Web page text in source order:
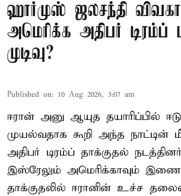
ஹார்முஸ் ஜலசந்தி
அமெரிக்க அதிபர் டிரம்ப்
முடிவு?
Published on: 10 Aug 2026, 3:07 am
ஈரான் அனு ஆயுத தயாரிப்பில்
முயல்வதாக கூறி அந்த நாட்டின்
அதிபர் டிரம்ப் தாக்குதல்
இஸ்ரேலும் அமெரிக்காவும்
தாக்குதலில் ஈரானின் உச்ச